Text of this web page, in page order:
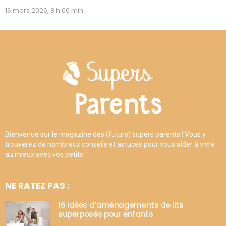
16 mars 2026, 8 h 00 min
Bienvenue sur le magazine des (futurs) supers parents ! Vous y
trouverez de nombreux conseils et astuces pour vous aider à vivre
au mieux avec vos petits.
NE RATEZ PAS :
16 idées d’aménagements de lits
superposés pour enfants